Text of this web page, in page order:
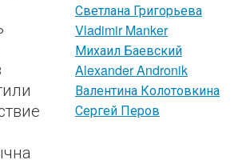
Светлана Григорьева
Vladimir Manker
Михаил Баевский
Alexander Andronik
Валентина Колотовкина
Сергей Перов